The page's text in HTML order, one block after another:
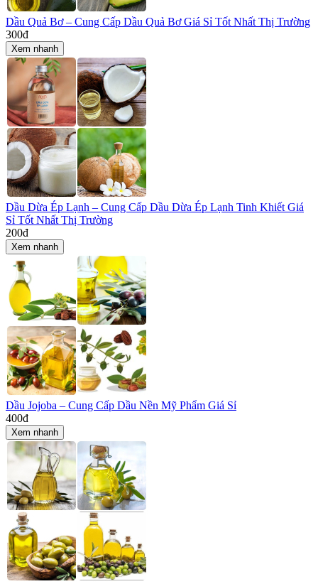
Dầu Quả Bơ – Cung Cấp Dầu Quả Bơ Giá Sỉ Tốt Nhất Thị Trường
300đ
Xem nhanh
Dầu Dừa Ép Lạnh – Cung Cấp Dầu Dừa Ép Lạnh Tinh Khiết Giá
Sỉ Tốt Nhất Thị Trường
200đ
Xem nhanh
Dầu Jojoba – Cung Cấp Dầu Nền Mỹ Phẩm Giá Sỉ
400đ
Xem nhanh